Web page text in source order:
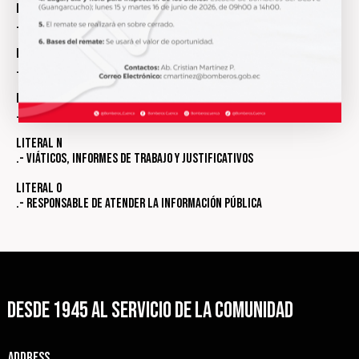
Literal k
.- Planes y programas en ejecución
Literal l
.- Contratos de crédito externos o internos
Literal m
.- Mecanismos de rendición de cuentas a la ciudadanía
Literal n
.- Viáticos, informes de trabajo y justificativos
Literal o
.- Responsable de atender la información pública
Desde 1945 al servicio de la comunidad